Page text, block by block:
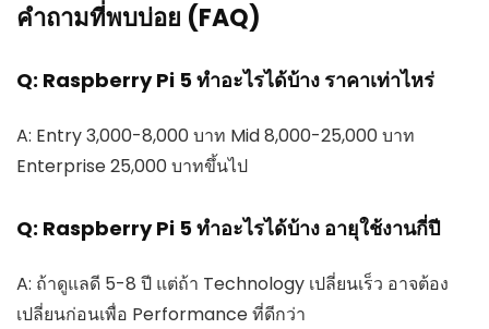
คำถามที่พบบ่อย (FAQ)
Q: Raspberry Pi 5 ทำอะไรได้บ้าง ราคาเท่าไหร่
A: Entry 3,000-8,000 บาท Mid 8,000-25,000 บาท
Enterprise 25,000 บาทขึ้นไป
Q: Raspberry Pi 5 ทำอะไรได้บ้าง อายุใช้งานกี่ปี
A: ถ้าดูแลดี 5-8 ปี แต่ถ้า Technology เปลี่ยนเร็ว อาจต้อง
เปลี่ยนก่อนเพื่อ Performance ที่ดีกว่า